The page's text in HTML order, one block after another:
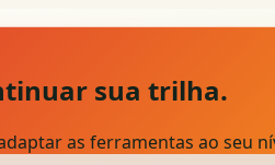
sua trilha.
as ferramentas ao seu